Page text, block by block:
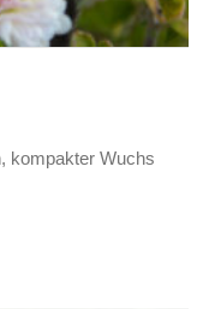
kompakter Wuchs